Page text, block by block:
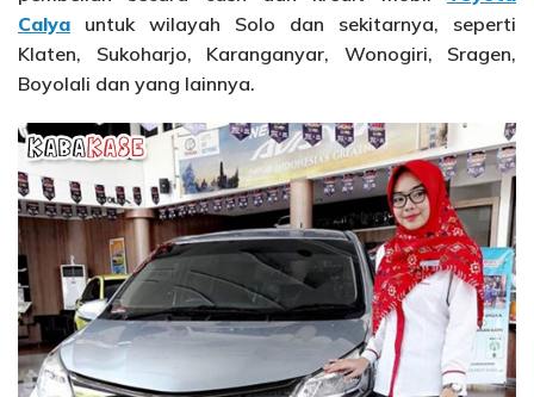
Calya untuk wilayah Solo dan sekitarnya, seperti
Klaten, Sukoharjo, Karanganyar, Wonogiri, Sragen,
Boyolali dan yang lainnya.